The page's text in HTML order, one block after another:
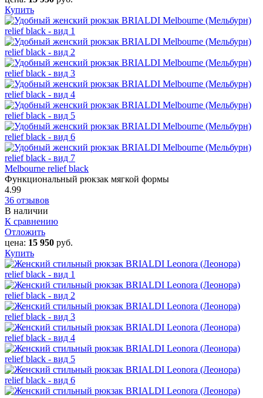
Купить
Melbourne relief black
Функциональный рюкзак мягкой формы
4.99
36 отзывов
В наличии
К сравнению
Отложить
цена: 15 950 руб.
Купить